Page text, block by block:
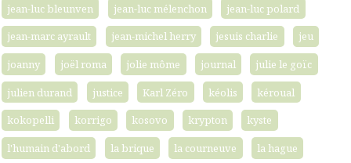
jean-luc bleunven
jean-luc mélenchon
jean-luc polard
jean-marc ayrault
jean-michel herry jesuis charlie
jeu
joanny
joël roma jolie môme journal
julie le goïc
julien durand
justice Karl Zéro kéolis
kéroual
kokopelli
korrigo kosovo krypton
kyste
l'humain d'abord
la brique la courneuve
la hague